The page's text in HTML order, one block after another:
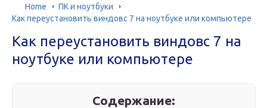
Home
ПК и ноутбуки
Как переустановить виндовс 7 на ноутбуке или компьютере
Как переустановить виндовс 7 на
ноутбуке или компьютере
Содержание: